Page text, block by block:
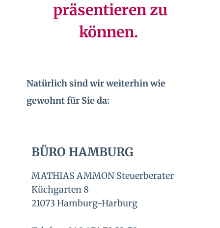
präsentieren zu
können.
Natürlich sind wir weiterhin wie
gewohnt für Sie da:
BÜRO HAMBURG
MATHIAS AMMON Steuerberater
Küchgarten 8
21073 Hamburg-Harburg